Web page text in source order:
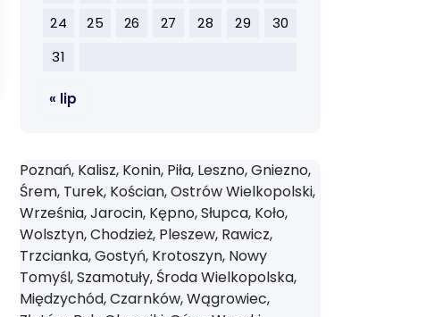
24
25 26 27 28 29
30
31
« lip
Poznań, Kalisz, Konin, Piła, Leszno, Gniezno,
Śrem, Turek, Kościan, Ostrów Wielkopolski,
Września, Jarocin, Kępno, Słupca, Koło,
Wolsztyn, Chodzież, Pleszew, Rawicz,
Trzcianka, Gostyń, Krotoszyn, Nowy
Tomyśl, Szamotuły, Środa Wielkopolska,
Międzychód, Czarnków, Wągrowiec,